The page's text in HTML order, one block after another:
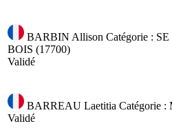
BARBIN Allison Catégorie : SE
BOIS (17700)
Validé
BARREAU Laetitia Catégorie :
Validé